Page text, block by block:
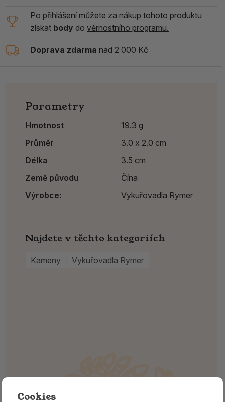
Po přihlášení můžete za nákup tohoto produktu
získat body do věrnostního programu.
Doprava zdarma nad 2 000 Kč
Parametry
Hmotnost
19.3 g
Průměr
3.0 x 2.0 cm
Délka
3.5 cm
Země původu
Čína
Výrobce:
Vykuřovadla Rymer
Najdete v těchto kategoriích
Kameny Vykuřovadla Rymer
Cookies